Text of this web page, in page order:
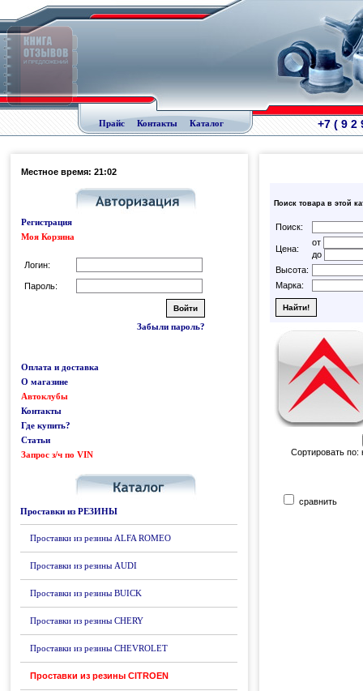
Прайс Контакты Каталог +7 ( 9 2
Местное время: 21:02
Регистрация
Моя Корзина
Логин:
Пароль:
Забыли пароль?
Оплата и доставка
О магазине
Автоклубы
Контакты
Где купить?
Статьи
Запрос з/ч по VIN
Проставки из РЕЗИНЫ
Проставки из резины ALFA ROMEO
Проставки из резины AUDI
Проставки из резины BUICK
Проставки из резины CHERY
Проставки из резины CHEVROLET
Проставки из резины CITROEN
Поиск товара в этой
Поиск:
Цена:
от
до
Высота:
Марка:
Сортировать
сравнить